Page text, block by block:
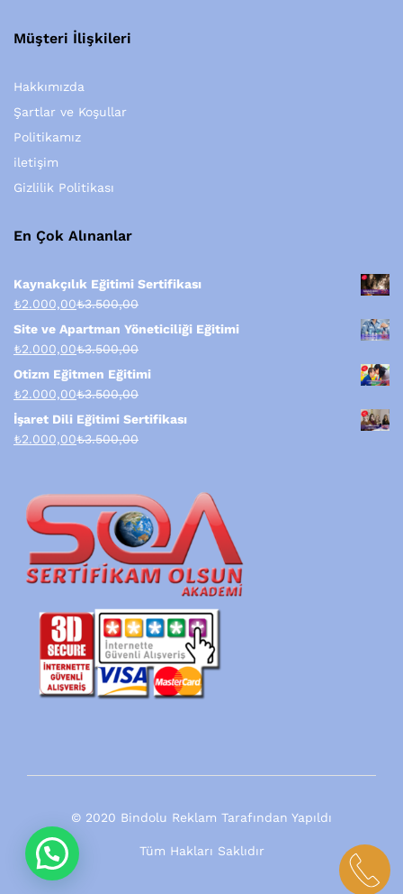
Müşteri İlişkileri
Hakkımızda
Şartlar ve Koşullar
Politikamız
iletişim
Gizlilik Politikası
En Çok Alınanlar
Kaynakçılık Eğitimi Sertifikası
₺2.000,00₺3.500,00
Site ve Apartman Yöneticiliği Eğitimi
₺2.000,00₺3.500,00
Otizm Eğitmen Eğitimi
₺2.000,00₺3.500,00
İşaret Dili Eğitimi Sertifikası
₺2.000,00₺3.500,00
© 2020 Bindolu Reklam Tarafından Yapıldı
Tüm Hakları Saklıdır